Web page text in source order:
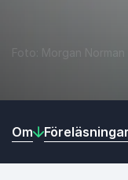
Foto: Morgan Norman
Om Föreläsningar